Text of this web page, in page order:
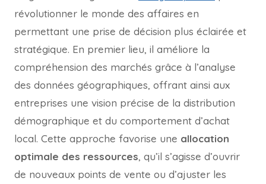
révolutionner le monde des affaires en
permettant une prise de décision plus éclairée et
stratégique. En premier lieu, il améliore la
compréhension des marchés grâce à l’analyse
des données géographiques, offrant ainsi aux
entreprises une vision précise de la distribution
démographique et du comportement d’achat
local. Cette approche favorise une allocation
optimale des ressources, qu’il s’agisse d’ouvrir
de nouveaux points de vente ou d’ajuster les